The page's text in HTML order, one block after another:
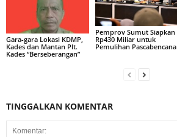
Gara-gara Lokasi KDMP,
Kades dan Mantan Plt.
Kades “Berseberangan”
Pemprov Sumut Siapkan
Rp430 Miliar untuk
Pemulihan Pascabencana
TINGGALKAN KOMENTAR